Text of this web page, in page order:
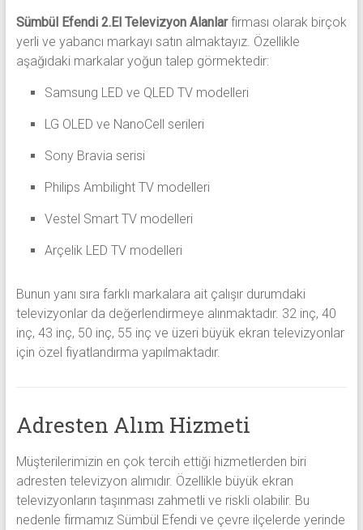
Sümbül Efendi 2.El Televizyon Alanlarfirması olarak birçok
yerli ve yabancı markayı satın almaktayız. Özellikle
aşağıdaki markalar yoğun talep görmektedir:
Samsung LED ve QLED TV modelleri
LG OLED ve NanoCell serileri
SonyBravia serisi
Philips Ambilight TV modelleri
Vestel Smart TV modelleri
Arçelik LED TV modelleri
Bunun yanı sıra farklı markalara ait çalışır durumdaki
televizyonlar da değerlendirmeye alınmaktadır. 32 inç, 40
inç, 43 inç, 50 inç, 55 inç ve üzeri büyük ekran televizyonlar
için özel fiyatlandırma yapılmaktadır.
Adresten Alım Hizmeti
Müşterilerimizin en çok tercih ettiği hizmetlerden biri
adresten televizyon alımıdır. Özellikle büyük ekran
televizyonların taşınması zahmetli ve riskli olabilir. Bu
nedenle firmamız Sümbül Efendi ve çevre ilçelerde yerinde